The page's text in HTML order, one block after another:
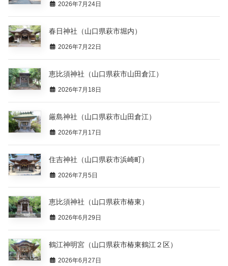
2026年7月24日
春日神社（山口県萩市堀内）
2026年7月22日
恵比須神社（山口県萩市山田倉江）
2026年7月18日
厳島神社（山口県萩市山田倉江）
2026年7月17日
住吉神社（山口県萩市浜崎町）
2026年7月5日
恵比須神社（山口県萩市椿東）
2026年6月29日
鶴江神明宮（山口県萩市椿東鶴江２区）
2026年6月27日